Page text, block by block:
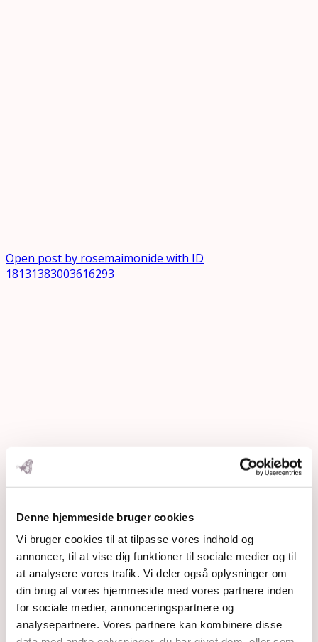
Denne hjemmeside bruger cookies
Vi bruger cookies til at tilpasse vores indhold og
annoncer, til at vise dig funktioner til sociale medier og til
at analysere vores trafik. Vi deler også oplysninger om
din brug af vores hjemmeside med vores partnere inden
for sociale medier, annonceringspartnere og
analysepartnere. Vores partnere kan kombinere disse
Open post by rosemaimonide with ID
18131383003616293